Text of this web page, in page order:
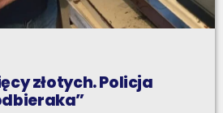
złotych. Policja